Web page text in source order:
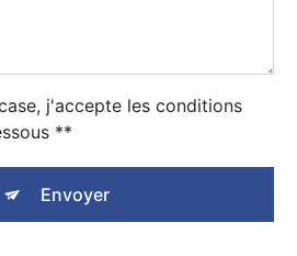
j'accepte les conditions
**
Envoyer